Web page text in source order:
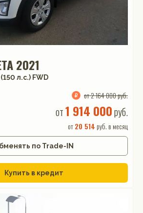
2021
л.с.) FWD
от 2 164 000 руб.
от1 914 000руб.
от20 514 руб. в месяц
по Trade-IN
Купить в кредит